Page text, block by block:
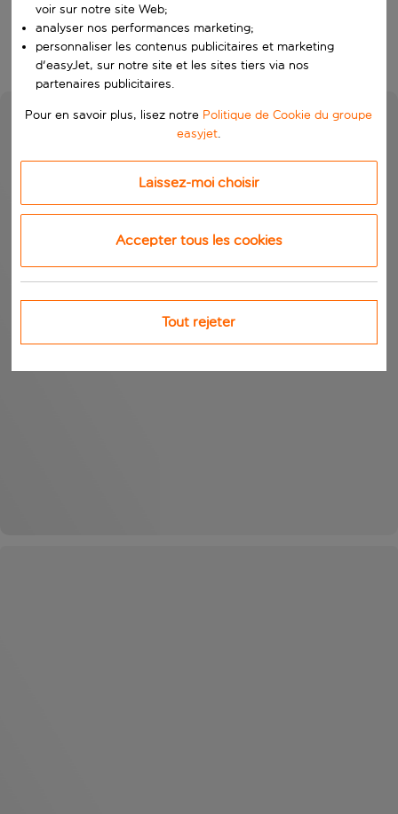
Rechercher
voir sur notre site Web;
analyser nos performances marketing;
personnaliser les contenus publicitaires et marketing
d'easyJet, sur notre site et les sites tiers via nos
partenaires publicitaires.
Pour en savoir plus, lisez notre Politique de Cookie du groupe
easyjet.
Laissez-moi choisir
Accepter tous les cookies
Tout rejeter